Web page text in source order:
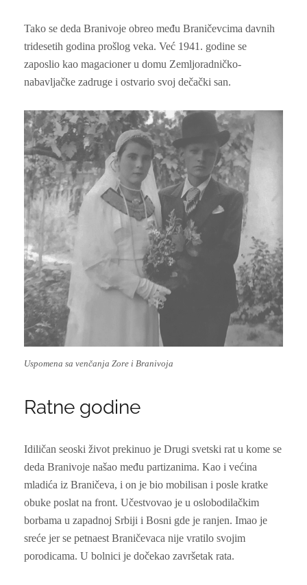
Tako se deda Branivoje obreo među Braničevcima davnih
tridesetih godina prošlog veka. Već 1941. godine se
zaposlio kao magacioner u domu Zemljoradničko-
nabavljačke zadruge i ostvario svoj dečački san.
Uspomena sa venčanja Zore i Branivoja
Ratne godine
Idiličan seoski život prekinuo je Drugi svetski rat u kome se
deda Branivoje našao među partizanima. Kao i većina
mladića iz Braničeva, i on je bio mobilisan i posle kratke
obuke poslat na front. Učestvovao je u oslobodilačkim
borbama u zapadnoj Srbiji i Bosni gde je ranjen. Imao je
sreće jer se petnaest Braničevaca nije vratilo svojim
porodicama. U bolnici je dočekao završetak rata.